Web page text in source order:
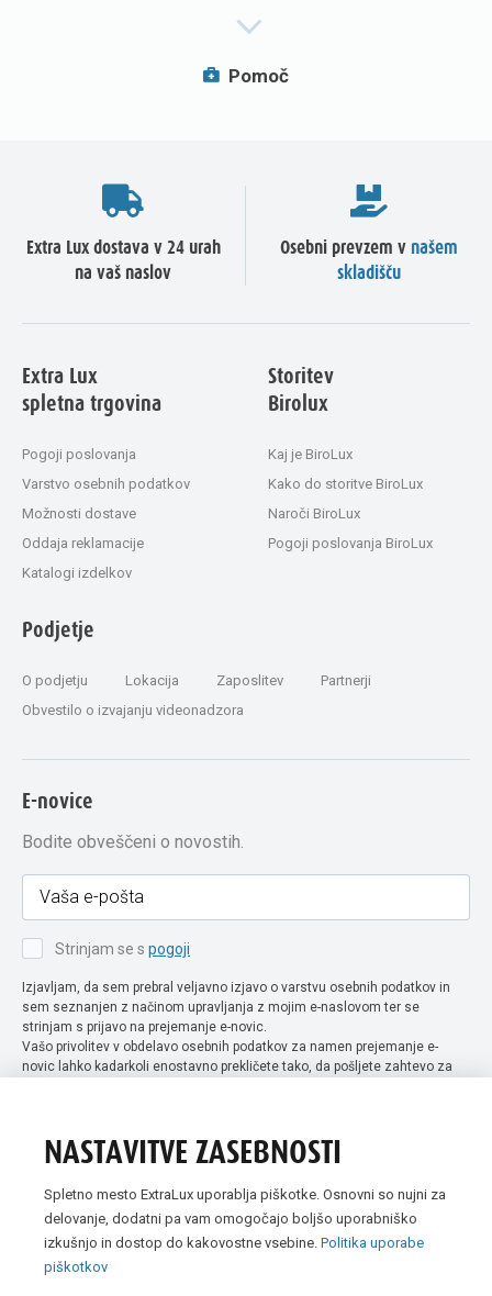
Pomoč
Extra Lux dostava v 24 urah
na vaš naslov
Osebni prevzem v našem
skladišču
Extra Lux
spletna trgovina
Pogoji poslovanja
Varstvo osebnih podatkov
Možnosti dostave
Oddaja reklamacije
Katalogi izdelkov
Storitev
Birolux
Kaj je BiroLux
Kako do storitve BiroLux
Naroči BiroLux
Pogoji poslovanja BiroLux
Podjetje
O podjetju Lokacija Zaposlitev
Partnerji
Obvestilo o izvajanju videonadzora
E-novice
Bodite obveščeni o novostih.
Strinjam se s pogoji
Izjavljam, da sem prebral veljavno izjavo o varstvu osebnih podatkov in
sem seznanjen z načinom upravljanja z mojim e-naslovom ter se
strinjam s prijavo na prejemanje e-novic.
Vašo privolitev v obdelavo osebnih podatkov za namen prejemanje e-
novic lahko kadarkoli enostavno prekličete tako, da pošljete zahtevo za
NASTAVITVE ZASEBNOSTI
Spletno mesto ExtraLux uporablja piškotke. Osnovni so nujni za
delovanje, dodatni pa vam omogočajo boljšo uporabniško
izkušnjo in dostop do kakovostne vsebine. Politika uporabe
piškotkov